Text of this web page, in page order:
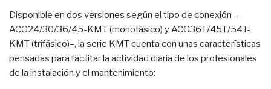
Disponible en dos versiones según el tipo de conexión –
ACG24/30/36/45-KMT (monofásico) y ACG36T/45T/54T-
KMT (trifásico)–, la serie KMT cuenta con unas características
pensadas para facilitar la actividad diaria de los profesionales
de la instalación y el mantenimiento: